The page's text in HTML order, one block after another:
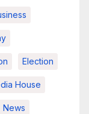
Election
House
News